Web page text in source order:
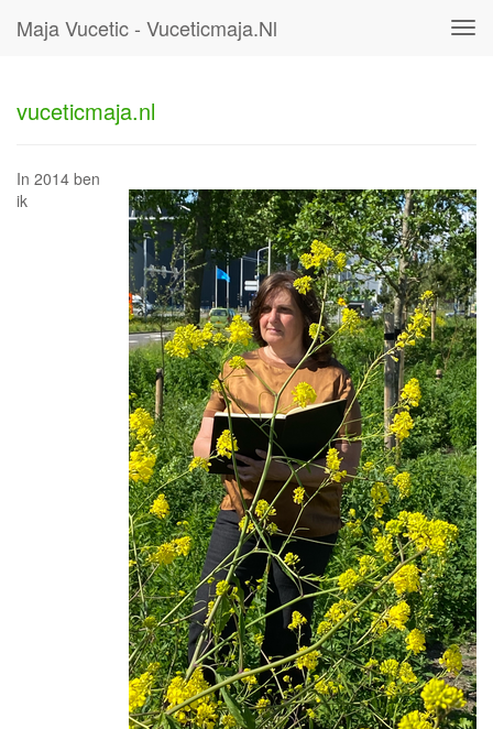
Maja Vucetic - Vuceticmaja.nl
vuceticmaja.nl
In 2014 ben
ik